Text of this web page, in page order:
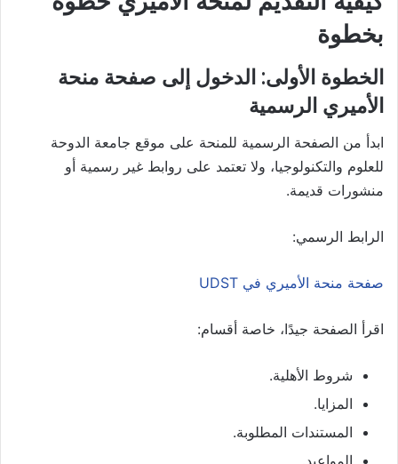
بخطوة
الخطوة الأولى: الدخول إلى صفحة منحة
الأميري الرسمية
ابدأ من الصفحة الرسمية للمنحة على موقع جامعة الدوحة
للعلوم والتكنولوجيا، ولا تعتمد على روابط غير رسمية أو
منشورات قديمة.
الرابط الرسمي:
صفحة منحة الأميري في UDST
اقرأ الصفحة جيدًا، خاصة أقسام:
شروط الأهلية.
المزايا.
المستندات المطلوبة.
المواعيد.